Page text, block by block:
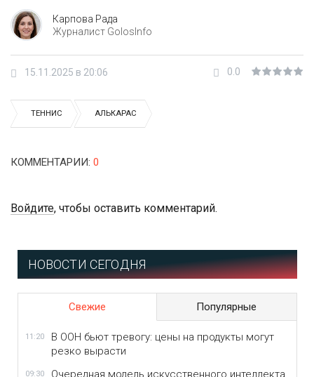
Карпова Рада
Журналист GolosInfo
15.11.2025 в 20:06 0.0
ТЕННИС АЛЬКАРАС
КОММЕНТАРИИ: 0
Войдите, чтобы оставить комментарий.
НОВОСТИ СЕГОДНЯ
Свежие Популярные
11:20
В ООН бьют тревогу: цены на продукты могут
резко вырасти
09:30
Очередная модель искусственного интеллекта